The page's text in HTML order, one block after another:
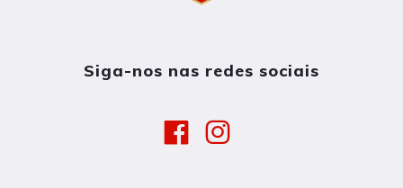
Siga-nos nas redes sociais